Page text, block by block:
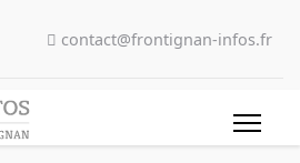
contact@frontignan-infos.fr